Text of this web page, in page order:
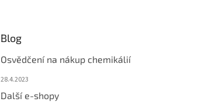
Blog
Osvědčení na nákup chemikálií
28.4.2023
Další e-shopy